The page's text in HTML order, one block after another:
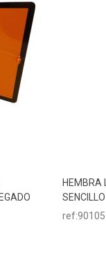
HEMBRA
ref:90105